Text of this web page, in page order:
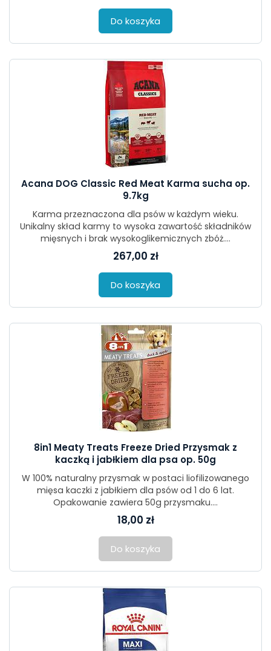
Do koszyka
Acana DOG Classic Red Meat Karma sucha op.
9.7kg
Karma przeznaczona dla psów w każdym wieku.
Unikalny skład karmy to wysoka zawartość składników
mięsnych i brak wysokoglikemicznych zbóż....
267,00 zł
Do koszyka
8in1 Meaty Treats Freeze Dried Przysmak z
kaczką i jabłkiem dla psa op. 50g
W 100% naturalny przysmak w postaci liofilizowanego
mięsa kaczki z jabłkiem dla psów od 1 do 6 lat.
Opakowanie zawiera 50g przysmaku....
18,00 zł
Do koszyka